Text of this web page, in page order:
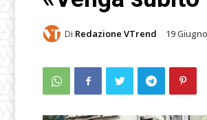
Di Redazione VTrend 19